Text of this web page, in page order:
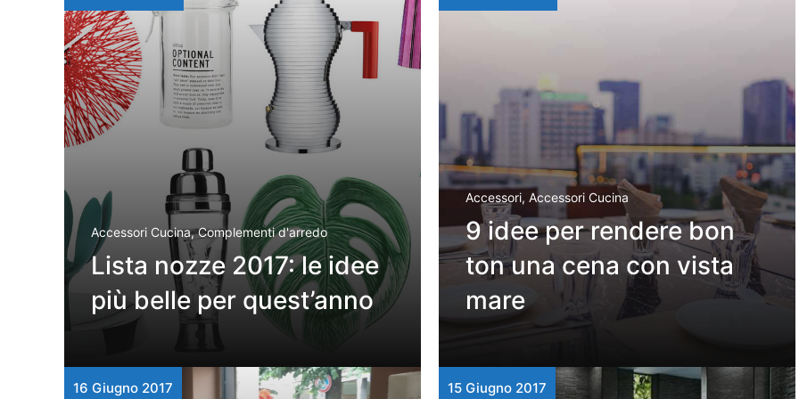
Accessori Cucina,Complementi d'arredo
Lista nozze 2017: le idee
più belle per quest’anno
Accessori, Accessori Cucina
9 idee per rendere bon
ton una cena con vista
mare
16 Giugno 2017 15 Giugno 2017